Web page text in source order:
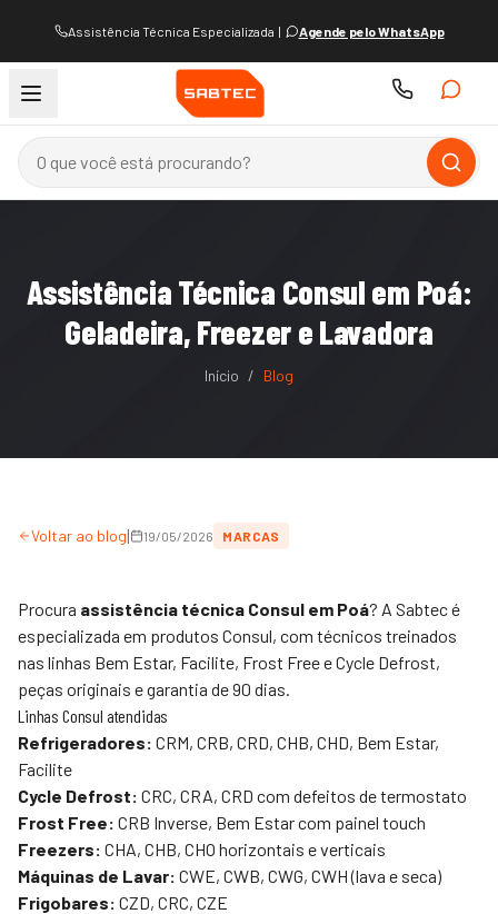
Assistência Técnica Especializada | Agende pelo WhatsApp
Assistência Técnica Consul em Poá:
Geladeira, Freezer e Lavadora
Início / Blog
Voltar ao blog| 19/05/2026 MARCAS
Procura assistência técnica Consul em Poá? A Sabtecé
especializada em produtos Consul, com técnicos treinados
nas linhas Bem Estar, Facilite, Frost Free e Cycle Defrost,
peças originais e garantia de 90 dias.
Linhas Consul atendidas
Refrigeradores: CRM, CRB, CRD, CHB, CHD, Bem Estar,
Facilite
Cycle Defrost: CRC, CRA, CRD com defeitos de termostato
Frost Free: CRB Inverse, Bem Estar com painel touch
Freezers: CHA, CHB, CHO horizontais e verticais
Máquinas de Lavar: CWE, CWB, CWG, CWH (lava e seca)
Frigobares: CZD, CRC, CZE